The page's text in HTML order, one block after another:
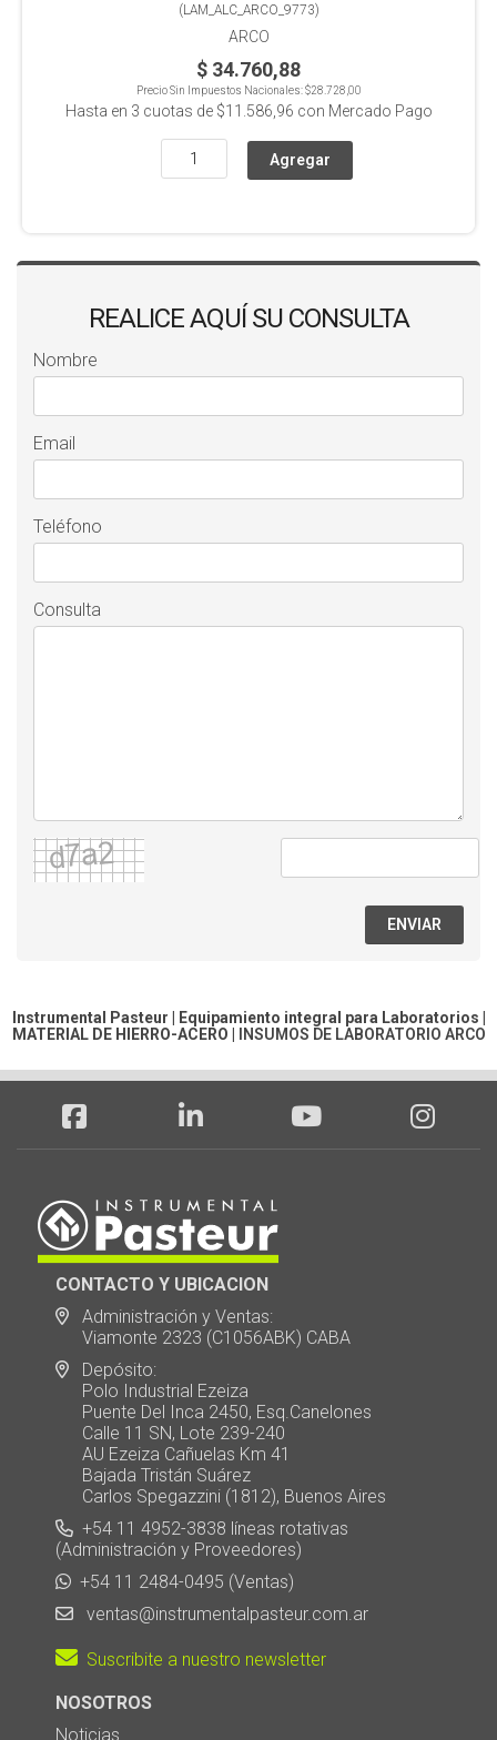
(LAM_ALC_ARCO_9773)
ARCO
$ 34.760,88
Precio Sin Impuestos Nacionales:$28.728,00
Hasta en 3 cuotas de $11.586,96 con Mercado Pago
REALICE AQUÍ SU CONSULTA
Nombre
Email
Teléfono
Consulta
ENVIAR
Instrumental Pasteur | Equipamiento integral para Laboratorios |
MATERIAL DE HIERRO-ACERO
INSUMOS DE LABORATORIO ARCO
CONTACTO Y UBICACION
Administración y Ventas:
Viamonte 2323 (C1056ABK) CABA
Depósito:
Polo Industrial Ezeiza
Puente Del Inca 2450, Esq.Canelones
Calle 11 SN, Lote 239-240
AU Ezeiza Cañuelas Km 41
Bajada Tristán Suárez
Carlos Spegazzini (1812), Buenos Aires
+54 11 4952-3838 líneas rotativas
(Administración y Proveedores)
+54 11 2484-0495 (Ventas)
ventas@instrumentalpasteur.com.ar
Suscribite a nuestro newsletter
NOSOTROS
Noticias